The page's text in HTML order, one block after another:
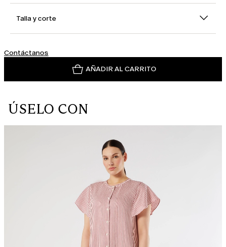
Talla y corte
Contáctanos
AÑADIR AL CARRITO
ÚSELO CON